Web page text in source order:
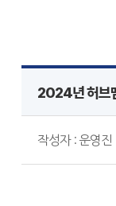
2024년 허브
작성자 : 운영진